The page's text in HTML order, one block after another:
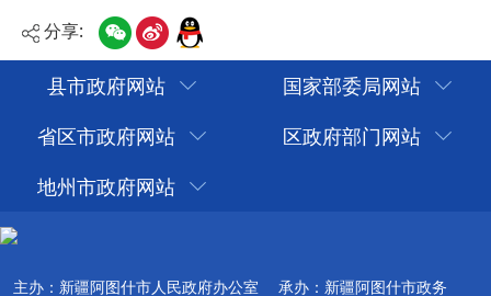
分享:
县市政府网站
国家部委局网站
省区市政府网站
区政府部门网站
地州市政府网站
主办：新疆阿图什市人民政府办公室
承办：新疆阿图什市政务